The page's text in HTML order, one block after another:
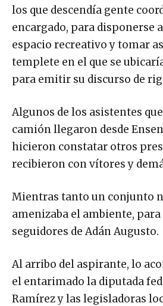
los que descendía gente
encargado, para disponerse
espacio recreativo y tomar
templete en el que se
para emitir su discurso de
Algunos de los asistentes
camión llegaron desde
hicieron constatar otros
recibieron con vítores y
Mientras tanto un conjunto
amenizaba el ambiente,
seguidores de Adán Augusto.
Al arribo del aspirante, lo
el entarimado la diputada
Ramírez y las legisladoras